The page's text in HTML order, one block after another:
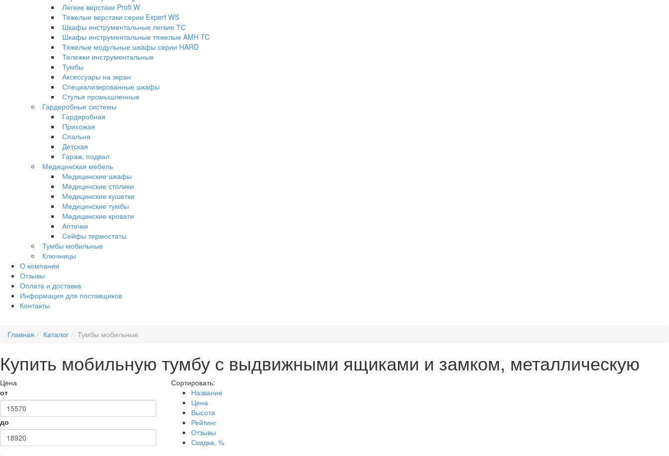
Легкие верстаки Profi W
Тяжелые верстаки серии Expert WS
Шкафы инструментальные легкие ТС
Шкафы инструментальные тяжелые AMH TC
Тяжелые модульные шкафы серии HARD
Тележки инструментальные
Тумбы
Аксессуары на экран
Специализированные шкафы
Стулья промышленные
Гардеробные системы
Гардеробная
Прихожая
Спальня
Детская
Гараж, подвал
Медицинская мебель
Медицинские шкафы
Медицинские столики
Медицинские кушетки
Медицинские тумбы
Медицинские кровати
Аптечки
Сейфы термостаты
Тумбы мобильные
Ключницы
О компании
Отзывы
Оплата и доставка
Информация для поставщиков
Контакты
Главная Каталог Тумбы мобильные
Купить мобильную тумбу с выдвижными ящиками и замком, металлическую
Цена
от
до
Сортировать:
Название
Цена
Высота
Рейтинг
Отзывы
Скидка, %